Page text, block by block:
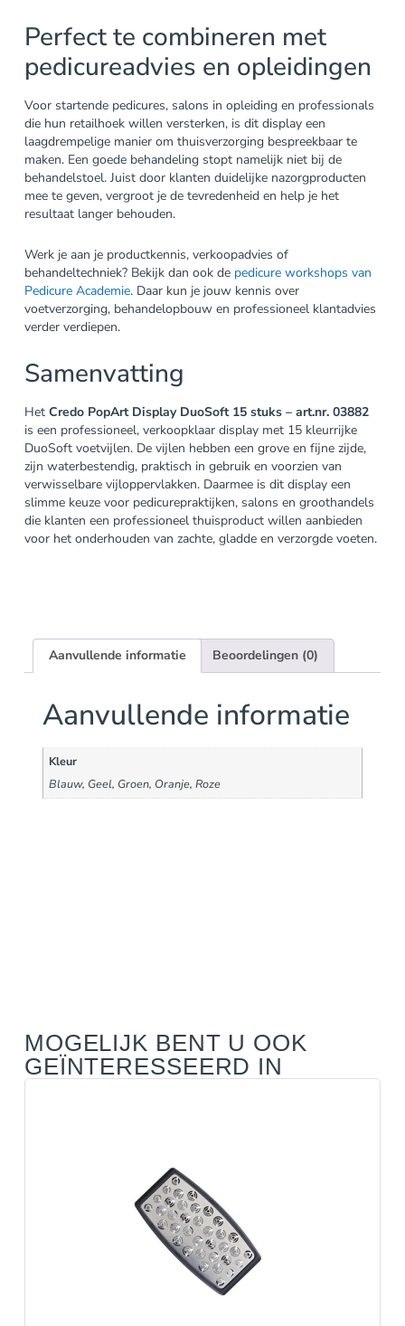
Perfect te combineren met
pedicureadvies en opleidingen
Voor startende pedicures, salons in opleiding en professionals
die hun retailhoek willen versterken, is dit display een
laagdrempelige manier om thuisverzorging bespreekbaar te
maken. Een goede behandeling stopt namelijk niet bij de
behandelstoel. Juist door klanten duidelijke nazorgproducten
mee te geven, vergroot je de tevredenheid en help je het
resultaat langer behouden.
Werk je aan je productkennis, verkoopadvies of
behandeltechniek? Bekijk dan ook de pedicure workshops van
Pedicure Academie. Daar kun je jouw kennis over
voetverzorging, behandelopbouw en professioneel klantadvies
verder verdiepen.
Samenvatting
Het Credo PopArt Display DuoSoft 15 stuks – art.nr. 03882
is een professioneel, verkoopklaar display met 15 kleurrijke
DuoSoft voetvijlen. De vijlen hebben een grove en fijne zijde,
zijn waterbestendig, praktisch in gebruik en voorzien van
verwisselbare vijloppervlakken. Daarmee is dit display een
slimme keuze voor pedicurepraktijken, salons en groothandels
die klanten een professioneel thuisproduct willen aanbieden
voor het onderhouden van zachte, gladde en verzorgde voeten.
Aanvullende informatie Beoordelingen (0)
Aanvullende informatie
Kleur
Blauw, Geel, Groen, Oranje, Roze
MOGELIJK BENT U OOK
GEÏNTERESSEERD IN